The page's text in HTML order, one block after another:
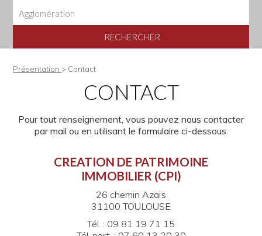
RECHERCHER
Présentation > Contact
CONTACT
Pour tout renseignement, vous pouvez nous contacter
par mail ou en utilisant le formulaire ci-dessous.
CREATION DE PATRIMOINE
IMMOBILIER (CPI)
26 chemin Azaïs
31100TOULOUSE
Tél. : 09 81 19 71 15